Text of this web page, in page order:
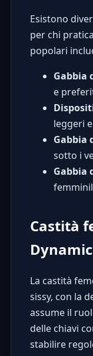
Esistono
per chi
popolari
Gabbia
e
leggeri
Gabbia
sotto i
Gabbia
Castità
La castità
sissy, con la
assume il
delle chiavi
stabilire